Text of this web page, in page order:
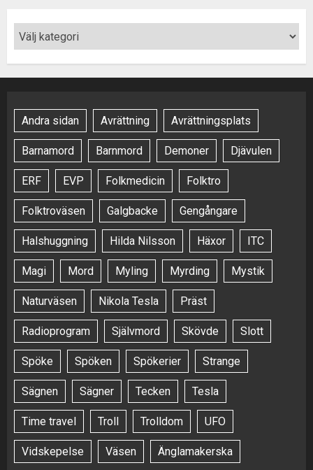
Andra sidan Avrättning Avrättningsplats
Barnamord Barnmord Demoner Djävulen
ERF EVP Folkmedicin Folktro
Folktroväsen Galgbacke Gengångare
Halshuggning Hilda Nilsson Häxor ITC
Magi Mord Myling Myrding Mystik
Naturväsen Nikola Tesla Präst
Radioprogram Självmord Skövde Slott
Spöke Spöken Spökerier Strange
Sägnen Sägner Tecken Tesla
Time travel Troll Trolldom UFO
Vidskepelse Väsen Änglamakerska